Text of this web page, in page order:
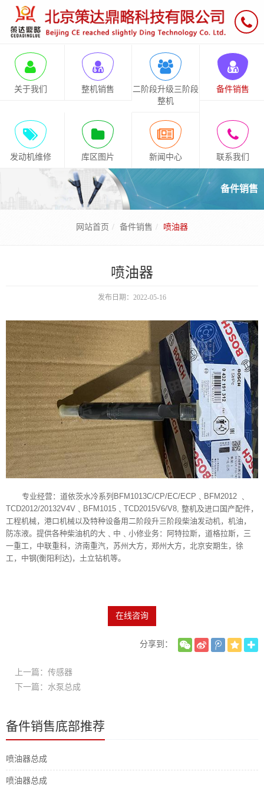
关于我们 整机销售
二阶段升级三阶段
整机
备件销售
发动机维修 库区图片 新闻中心 联系我们
备件销售
网站首页 备件销售 喷油器
喷油器
发布日期：2022-05-16
专业经营：道依茨水冷系列BFM1013C/CP/EC/ECP﹑BFM2012 ﹑
TCD2012/20132V4V﹑BFM1015﹑TCD2015V6/V8, 整机及进口国产配件，
工程机械，港口机械以及特种设备用二阶段升三阶段柴油发动机，机油，
防冻液。提供各种柴油机的大﹑中﹑小修业务：阿特拉斯，道格拉斯，三
一重工，中联重科，济南重汽，苏州大方，郑州大方，北京安期生，徐
工，中钢(衡阳利达)，土立钻机等。
在线咨询
分享到：
上一篇：传感器
下一篇：水泵总成
备件销售底部推荐
喷油器总成
喷油器总成